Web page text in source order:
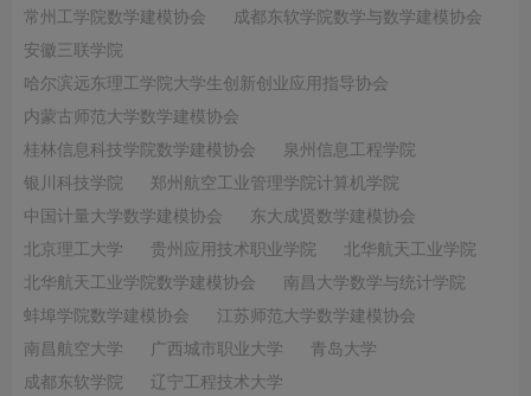
常州工学院数学建模协会
成都东软学院数学与数学建模协会
安徽三联学院
哈尔滨远东理工学院大学生创新创业应用指导协会
内蒙古师范大学数学建模协会
桂林信息科技学院数学建模协会
泉州信息工程学院
银川科技学院
郑州航空工业管理学院计算机学院
中国计量大学数学建模协会
东大成贤数学建模协会
北京理工大学
贵州应用技术职业学院
北华航天工业学院
北华航天工业学院数学建模协会
南昌大学数学与统计学院
蚌埠学院数学建模协会
江苏师范大学数学建模协会
南昌航空大学
广西城市职业大学
青岛大学
成都东软学院
辽宁工程技术大学